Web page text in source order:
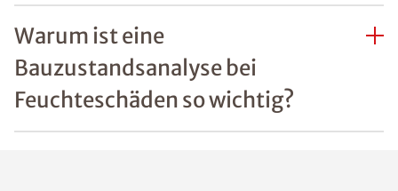
Warum ist eine
Bauzustandsanalyse bei
Feuchteschäden so wichtig?